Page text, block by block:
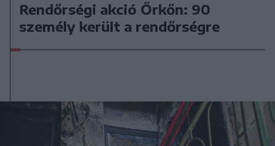
Rendőrségi akció Őrkőn: 90
személy került a rendőrségre